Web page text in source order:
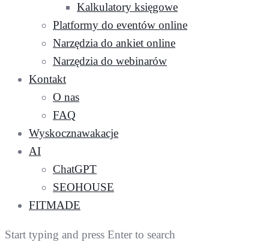
Kalkulatory księgowe
Platformy do eventów online
Narzędzia do ankiet online
Narzędzia do webinarów
Kontakt
O nas
FAQ
Wyskocznawakacje
AI
ChatGPT
SEOHOUSE
FITMADE
Start typing and press Enter to search